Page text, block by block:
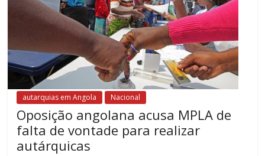
autarquias em Angola Nacional
Oposição angolana acusa MPLA de
falta de vontade para realizar
autárquicas